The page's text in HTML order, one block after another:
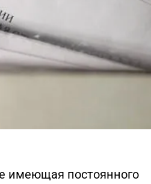
имеющая постоянного